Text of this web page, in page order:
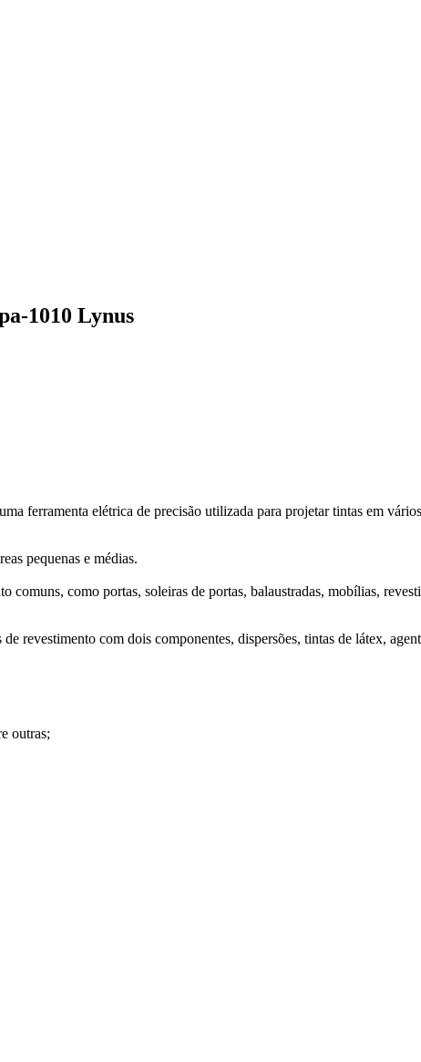
1010 Lynus
ferramenta elétrica de precisão utilizada para projetar tintas em
pequenas e médias.
comuns, como portas, soleiras de portas, balaustradas, mobílias,
revestimento com dois componentes, dispersões, tintas de látex,
outras;